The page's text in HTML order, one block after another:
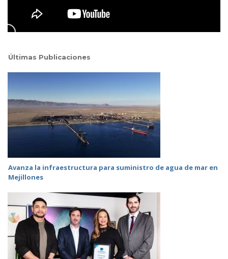
Últimas Publicaciones
Avanza la infraestructura para suministro de agua de mar en
Mejillones